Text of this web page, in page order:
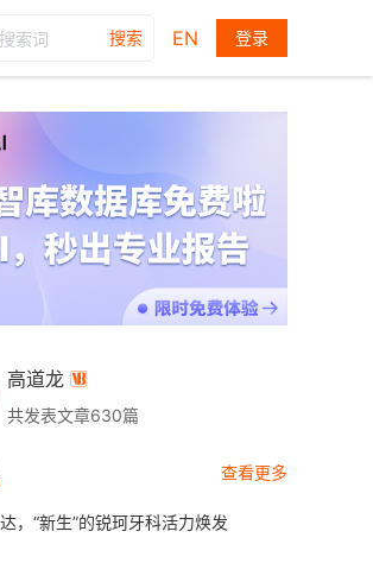
搜索 EN 登录
高道龙 
共发表文章630篇
查看更多
，“新生”的锐珂牙科活力焕发